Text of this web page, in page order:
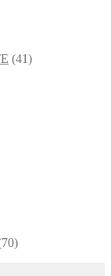
4141
7070